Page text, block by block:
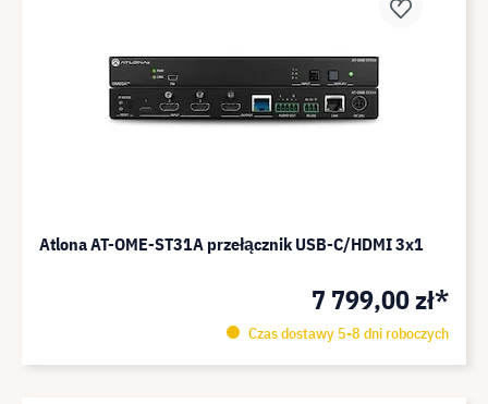
Atlona AT-OME-ST31A przełącznik USB-C/HDMI 3x1
7 799,00 zł*
Czas dostawy 5-8 dni roboczych